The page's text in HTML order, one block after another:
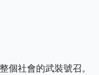
個社會的武裝號召。